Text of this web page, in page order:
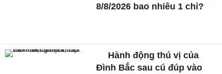
8/8/2026 bao nhiêu 1 chỉ?
Hành động thú vị của
Đình Bắc sau cú đúp vào